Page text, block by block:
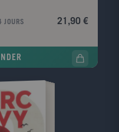
il vit dans les Cantons-
il reçoit une lettre
à chacun rendez-vous
? Quel crime leurs mères
le corbeau et quelles sont
mystère qui hante trois
Stanfield nous entraîne
44, à Baltimore dans la
JOURS 21,90 €